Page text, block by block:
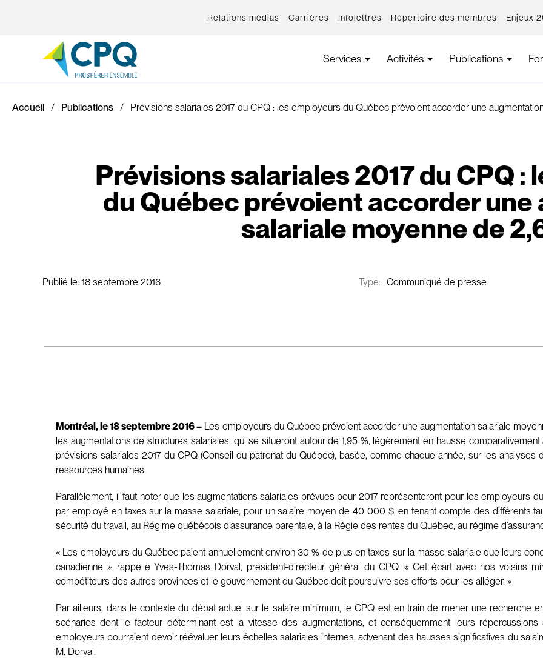
Relations médias Carrières Infolettres Répertoire des membres Enjeux
Services Activités Publications
Accueil Publications Prévisions salariales 2017 du CPQ : les employeurs du Québec prévoient accorder une
Prévisions salariales 2017 du CPQ :
du Québec prévoient accorder
salariale moyenne de
Publié le: 18 septembre 2016 Type: Communiqué de presse
Montréal, le 18 septembre 2016 – Les employeurs du Québec prévoient accorder une augmentation salariale
les augmentations de structures salariales, qui se situeront autour de 1,95 %, légèrement en hausse
prévisions salariales 2017 du CPQ (Conseil du patronat du Québec), basée, comme chaque année, sur les
ressources humaines.
Parallèlement, il faut noter que les augmentations salariales prévues pour 2017 représenteront pour les employeurs
par employé en taxes sur la masse salariale, pour un salaire moyen de 40 000 $, en tenant compte des différents
sécurité du travail, au Régime québécois d’assurance parentale, à la Régie des rentes du Québec, au régime
« Les employeurs du Québec paient annuellement environ 30 % de plus en taxes sur la masse salariale que leurs
canadienne », rappelle Yves-Thomas Dorval, président-directeur général du CPQ. « Cet écart avec nos voisins
compétiteurs des autres provinces et le gouvernement du Québec doit poursuivre ses efforts pour les alléger. »
Par ailleurs, dans le contexte du débat actuel sur le salaire minimum, le CPQ est en train de mener une recherche
scénarios dont le facteur déterminant est la vitesse des augmentations, et conséquemment leurs
employeurs pourraient devoir réévaluer leurs échelles salariales internes, advenant des hausses significatives du
M. Dorval.